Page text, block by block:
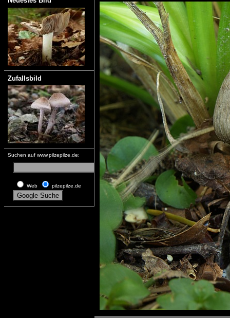
Zufallsbild
Suchen auf www.pilzepilze.de:
Web pilzepilze.de